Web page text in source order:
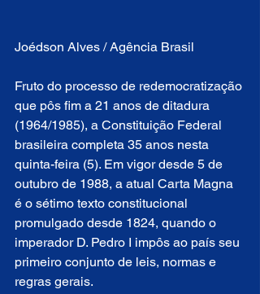
Joédson Alves / Agência Brasil
Fruto do processo de redemocratização
que pôs fim a 21 anos de ditadura
(1964/1985), a Constituição Federal
brasileira completa 35 anos nesta
quinta-feira (5). Em vigor desde 5 de
outubro de 1988, a atual Carta Magna
é o sétimo texto constitucional
promulgado desde 1824, quando o
imperador D. Pedro I impôs ao país seu
primeiro conjunto de leis, normas e
regras gerais.